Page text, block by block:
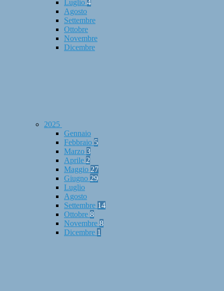
Luglio 4
Agosto
Settembre
Ottobre
Novembre
Dicembre
2025
Gennaio
Febbraio 5
Marzo 3
Aprile 2
Maggio 27
Giugno 29
Luglio
Agosto
Settembre 14
Ottobre 8
Novembre 8
Dicembre 1